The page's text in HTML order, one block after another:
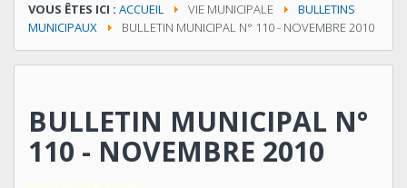
VOUS ÊTES ICI : ACCUEIL VIE MUNICIPALE
BULLETINS
MUNICIPAUX
BULLETIN MUNICIPAL N° 110 - NOVEMBRE 2010
BULLETIN MUNICIPAL N°
110 - NOVEMBRE 2010